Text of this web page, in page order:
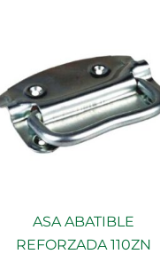
ASA ABATIBLE
REFORZADA 110ZN